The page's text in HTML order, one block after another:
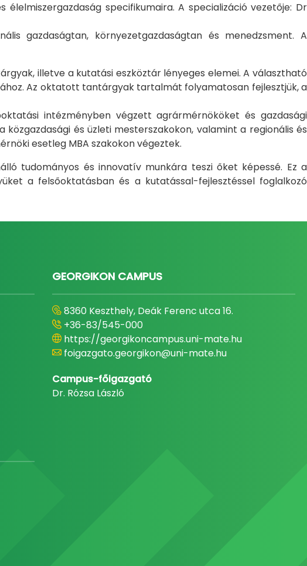
specifikumaira. A specializáció vezetője: Dr
gazdaságtan, környezetgazdaságtan és menedzsment. A
illetve a kutatási eszköztár lényeges elemei. A választható
Az oktatott tantárgyak tartalmát folyamatosan fejlesztjük, a
intézményben végzett agrármérnököket és gazdasági
és üzleti mesterszakokon, valamint a regionális és
esetleg MBA szakokon végeztek.
tudományos és innovatív munkára teszi őket képessé. Ez a
a felsőoktatásban és a kutatással-fejlesztéssel foglalkozó
GEORGIKON CAMPUS
8360 Keszthely, Deák Ferenc utca 16.
+36-83/545-000
https://georgikoncampus.uni-mate.hu
foigazgato.georgikon@uni-mate.hu
Campus-főigazgató
Dr. Rózsa László